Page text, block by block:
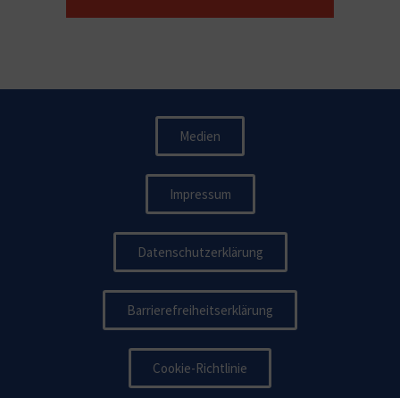
Medien
Impressum
Datenschutzerklärung
Barrierefreiheitserklärung
Cookie-Richtlinie